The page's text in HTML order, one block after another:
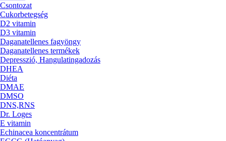
Csontozat
Cukorbetegség
D2 vitamin
D3 vitamin
Daganatellenes fagyöngy
Daganatellenes termékek
Depresszió, Hangulatingadozás
DHEA
Diéta
DMAE
DMSO
DNS,RNS
Dr. Loges
E vitamin
Echinacea koncentrátum